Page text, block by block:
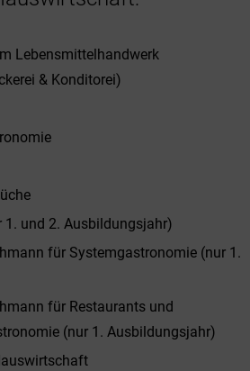
Lebensmittelhandwerk
& Konditorei)
1. und 2. Ausbildungsjahr)
für Systemgastronomie (nur 1.
für Restaurants und
(nur 1. Ausbildungsjahr)